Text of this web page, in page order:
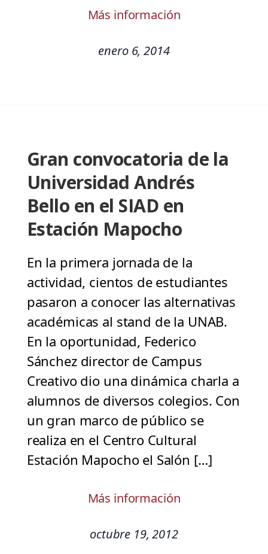
Más información
enero 6, 2014
Gran convocatoria de la
Universidad Andrés
Bello en el SIAD en
Estación Mapocho
En la primera jornada de la
actividad, cientos de estudiantes
pasaron a conocer las alternativas
académicas al stand de la UNAB.
En la oportunidad, Federico
Sánchez director de Campus
Creativo dio una dinámica charla a
alumnos de diversos colegios. Con
un gran marco de público se
realiza en el Centro Cultural
Estación Mapocho el Salón […]
Más información
octubre 19, 2012